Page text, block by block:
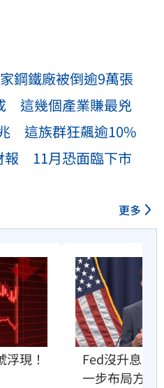
鋼鐵廠被倒逾9萬張
這幾個產業賺最兇
這族群狂飆逾10%
報 11月恐面臨下市
更多
現！
Fed沒升息股
一步布局方向